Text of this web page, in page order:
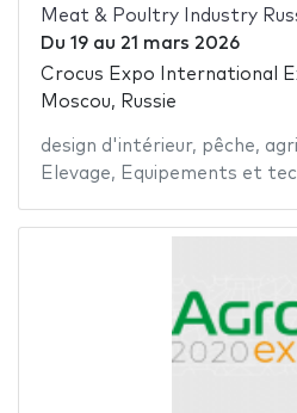
Meat & Poultry Industry
Du 19au 21 mars 2026
Crocus Expo International
Moscou, Russie
design d'intérieur, pêche,
Elevage, Equipements et